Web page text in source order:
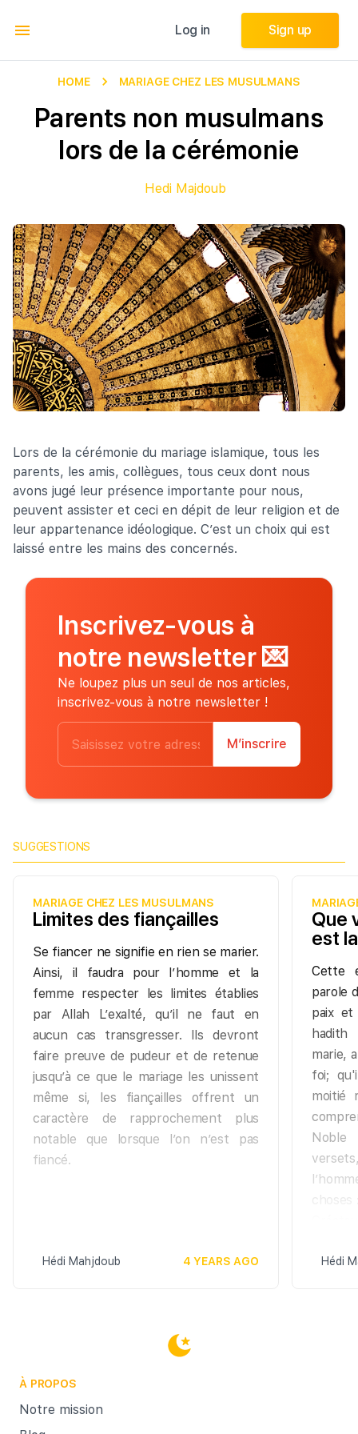
Log in Sign up
Log in Sign up
HOME MARIAGE CHEZ LES MUSULMANS
Parents non musulmans
lors de la cérémonie
Hedi Majdoub
Lors de la cérémonie du mariage islamique, tous les
parents, les amis, collègues, tous ceux dont nous
avons jugé leur présence importante pour nous,
peuvent assister et ceci en dépit de leur religion et de
leur appartenance idéologique. C’est un choix qui est
laissé entre les mains des concernés.
Inscrivez-vous à
notre newsletter 💌
Ne loupez plus un seul de nos articles,
inscrivez-vous à notre newsletter !
M’inscrire
SUGGESTIONS
MARIAGE CHEZ LES MUSULMANS
Limites des fiançailles
Se fiancer ne signifie en rien se marier.
Ainsi, il faudra pour l’homme et la
femme respecter les limites établies
par Allah L’exalté, qu’il ne faut en
aucun cas transgresser. Ils devront
faire preuve de pudeur et de retenue
jusqu’à ce que le mariage les unissent
même si, les fiançailles offrent un
caractère de rapprochement plus
notable que lorsque l’on n’est pas
fiancé.
Hédi Mahjdoub 4 YEARS AGO
Que
est
Cette
parole
paix
marie,
foi;
moitié
Noble
ilHédi
À PROPOS
Notre mission